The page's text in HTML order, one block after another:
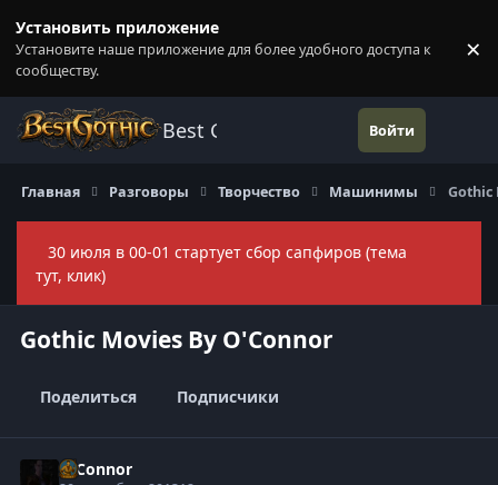
Установить приложение
Установите наше приложение для более удобного доступа к
сообществу.
×
Best Gothic Forums Войти
Главная Разговоры Творчество Машинимы Gothic
30 июля в 00-01 стартует сбор сапфиров (тема
тут, клик)
Gothic Movies By O'Connor
Поделиться Подписчики
O'Connor